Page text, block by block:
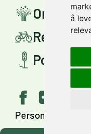
å
Om
Reis
Politisk
Personvern